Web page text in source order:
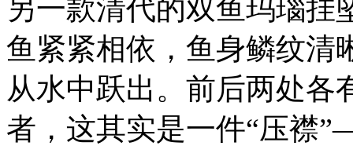
另一款清代的双鱼玛瑙挂
鱼紧紧相依，鱼身鳞纹清
从水中跃出。前后两处各
者，这其实是一件“压襟